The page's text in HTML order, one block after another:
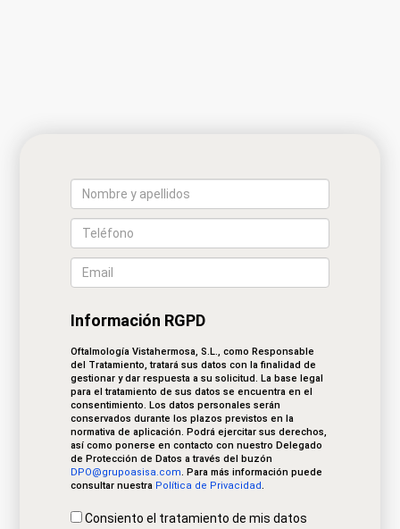
Información RGPD
Oftalmología Vistahermosa, S.L., como Responsable
del Tratamiento, tratará sus datos con la finalidad de
gestionar y dar respuesta a su solicitud. La base legal
para el tratamiento de sus datos se encuentra en el
consentimiento. Los datos personales serán
conservados durante los plazos previstos en la
normativa de aplicación. Podrá ejercitar sus derechos,
así como ponerse en contacto con nuestro Delegado
de Protección de Datos a través del buzón
DPO@grupoasisa.com . Para más información puede
consultar nuestra Política de Privacidad
Consiento el tratamiento de mis datos